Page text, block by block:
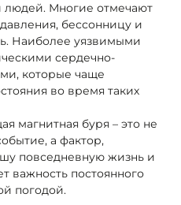
людей. Многие отмечают
бессонницу и
Наиболее уязвимыми
сердечно-
которые чаще
во время таких
магнитная буря – это не
а фактор,
повседневную жизнь и
важность постоянного
погодой.